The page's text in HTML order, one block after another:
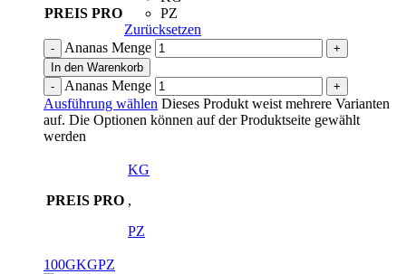
PREIS PRO
PZ
Zurücksetzen
Ananas Menge
In den Warenkorb
Ananas Menge
Ausführung wählen Dieses Produkt weist mehrere Varianten
auf. Die Optionen können auf der Produktseite gewählt
werden
PREIS PRO
KG
,
PZ
100GKGPZ